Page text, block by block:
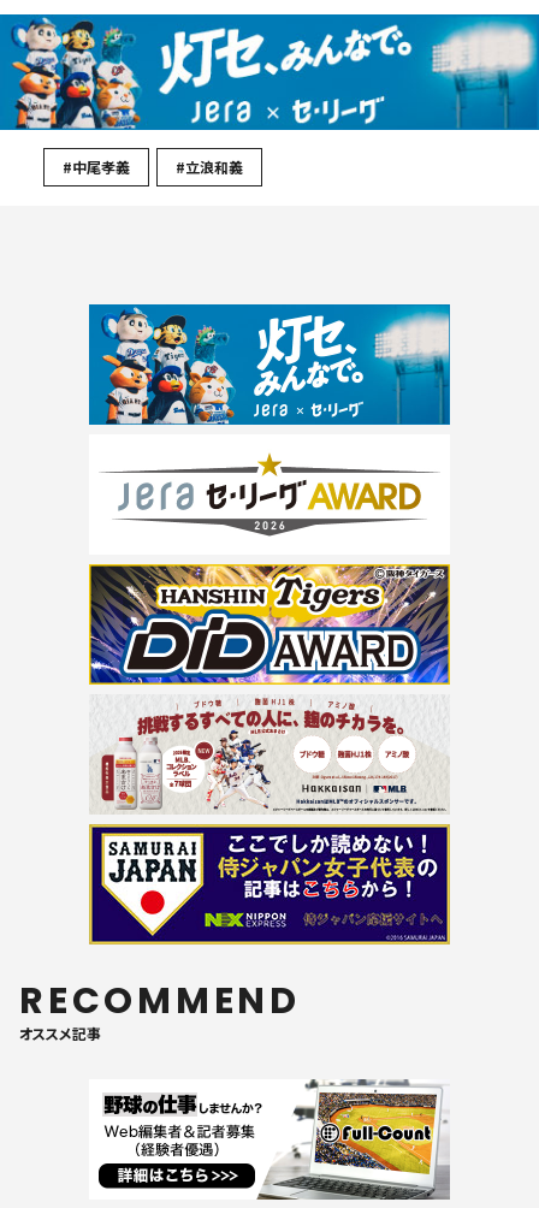
#中尾孝義 #立浪和義
RECOMMEND
オススメ記事